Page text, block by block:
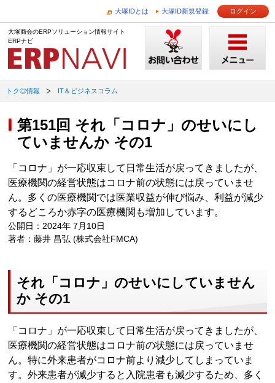
大塚IDとは 大塚ID新規登録 ログイン
大塚商会のERPソリューション情報サイト
ERPナビ
トク◎情報 IT＆ビジネスコラム
第151回 それ「コロナ」のせいにし
ていませんか その1
「コロナ」が一応収束して日常生活が戻ってきましたが、
医療機関の経営状態はコロナ前の状態には戻っていませ
ん。多くの医療機関では医業収益が伸び悩み、利益が減少
するどころか赤字の医療機関も増加しています。
公開日：2024年 7月10日
著者：藤井 昌弘 (株式会社FMCA)
それ「コロナ」のせいにしていません
か その1
「コロナ」が一応収束して日常生活が戻ってきましたが、
医療機関の経営状態はコロナ前の状態には戻っていませ
ん。特に外来患者がコロナ前より減少してしまっていま
す。外来患者が減少すると入院患者も減少するため、多く